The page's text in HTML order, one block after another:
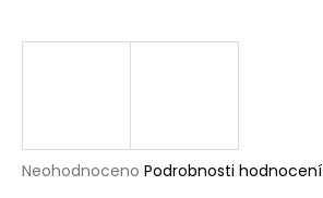
Průměrné
Neohodnoceno Podrobnosti hodnocení
o
p